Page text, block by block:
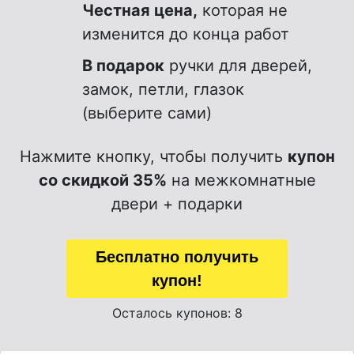
Честная цена, которая не
изменится до конца работ
В подарок ручки для дверей,
замок, петли, глазок
(выберите сами)
Нажмите кнопку, чтобы получить купон
со скидкой 35% на межкомнатные
двери + подарки
Бесплатно получить
купон!
Осталось купонов: 8